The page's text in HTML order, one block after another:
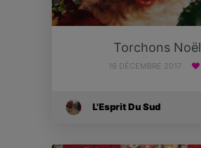
Torchons Noël
16 DÉCEMBRE 2017
L'Esprit Du Sud